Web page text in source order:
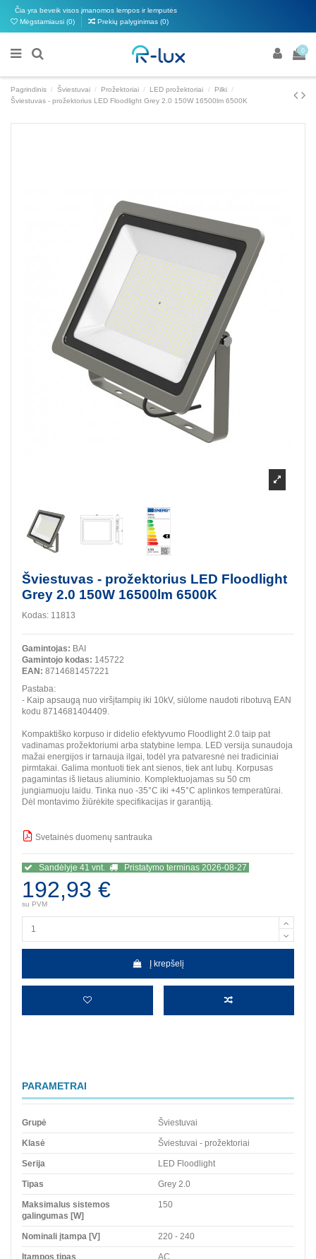
Čia yra beveik visos įmanomos lempos ir lemputės
Mėgstamiausi (0) Prekių palyginimas (0)
0
Pagrindinis Šviestuvai Prožektoriai LED prožektoriai
Pilki
Šviestuvas - prožektorius LED Floodlight Grey 2.0 150W 16500lm 6500K
Šviestuvas - prožektorius LED Floodlight
Grey 2.0 150W 16500lm 6500K
Kodas: 11813
Gamintojas: BAI
Gamintojo kodas: 145722
EAN: 8714681457221
Pastaba:
- Kaip apsaugą nuo viršįtampių iki 10kV, siūlome naudoti ribotuvą EAN
kodu 8714681404409.
Kompaktiško korpuso ir didelio efektyvumo Floodlight 2.0 taip pat
vadinamas prožektoriumi arba statybine lempa. LED versija sunaudoja
mažai energijos ir tarnauja ilgai, todėl yra patvaresnė nei tradiciniai
pirmtakai. Galima montuoti tiek ant sienos, tiek ant lubų. Korpusas
pagamintas iš lietaus aliuminio. Komplektuojamas su 50 cm
jungiamuoju laidu. Tinka nuo -35°C iki +45°C aplinkos temperatūrai.
Dėl montavimo žiūrėkite specifikacijas ir garantiją.
Svetainės duomenų santrauka
Sandėlyje 41 vnt. Pristatymo terminas 2026-08-27
192,93 €
su PVM
Į krepšelį
PARAMETRAI
Grupė Šviestuvai
Klasė Šviestuvai - prožektoriai
Serija LED Floodlight
Tipas Grey 2.0
Maksimalus sistemos
galingumas [W]
150
Nominali įtampa [V] 220 - 240
Įtampos tipas AC